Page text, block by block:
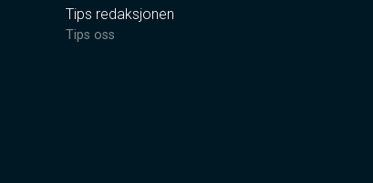
Tips redaksjonen
Tips oss